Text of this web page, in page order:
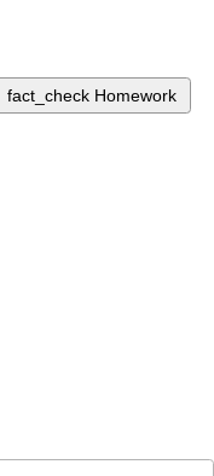
fact_check Homework